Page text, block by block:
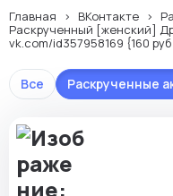
Главная ВКонтакте
Раскрученный [женский]
vk.com/id357958169 {160 руб
Все Раскрученные